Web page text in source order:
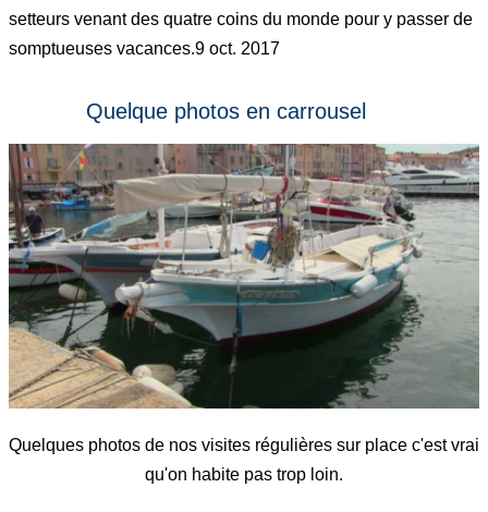
setteurs venant des quatre coins du monde pour y passer de
somptueuses vacances.9 oct. 2017
Quelque photos en carrousel
Quelques photos de nos visites régulières sur place c'est vrai
qu'on habite pas trop loin.